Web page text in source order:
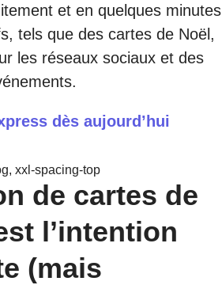
et en quelques minutes
tels que des cartes de Noël,
les réseaux sociaux et des
dès aujourd’hui
xxl-spacing-top
de cartes de
l’intention
(mais